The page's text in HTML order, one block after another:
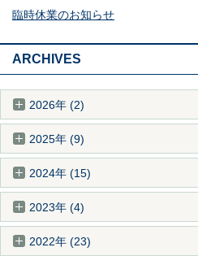
臨時休業のお知らせ
ARCHIVES
2026年 (2)
2025年 (9)
2024年 (15)
2023年 (4)
2022年 (23)